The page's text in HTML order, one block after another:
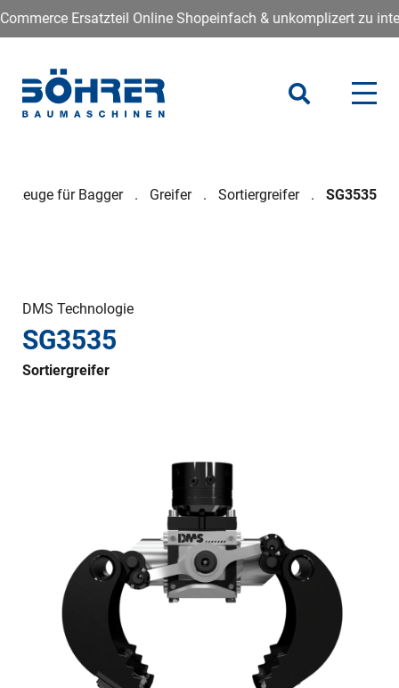
Ersatzteil Online Shopeinfach & unkomplizert zu
für Bagger Greifer Sortiergreifer SG3535
DMS Technologie
SG3535
Sortiergreifer